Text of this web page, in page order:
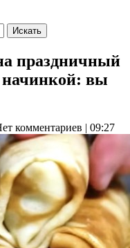
праздничный
начинкой: вы
комментариев | 09:27